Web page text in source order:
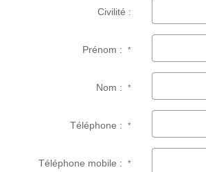
Civilité :
Prénom :*
Nom :*
Téléphone :*
Téléphone mobile :*